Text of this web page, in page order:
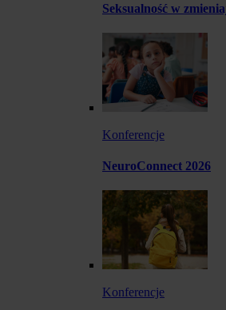
Seksualność w
Konferencje
NeuroConnect 2026
Konferencje